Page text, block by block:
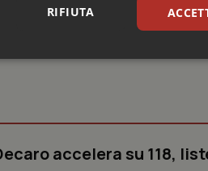
accelera su 118,
RIFIUTA